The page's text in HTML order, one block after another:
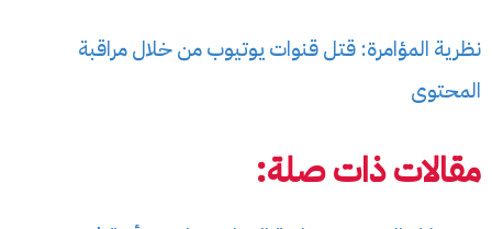
نظرية المؤامرة: قتل قنوات يوتيوب من خلال مراقبة
المحتوى
مقالات ذات صلة: